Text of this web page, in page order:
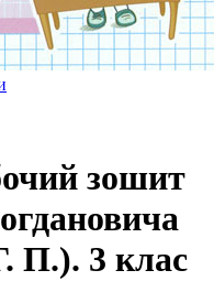
зошит
П.). 3 клас